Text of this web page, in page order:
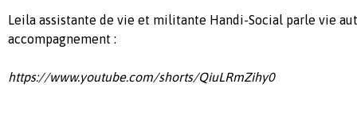
Leila assistante de vie et militante Handi-Social parle vie
accompagnement :
https://www.youtube.com/shorts/QiuLRmZihy0